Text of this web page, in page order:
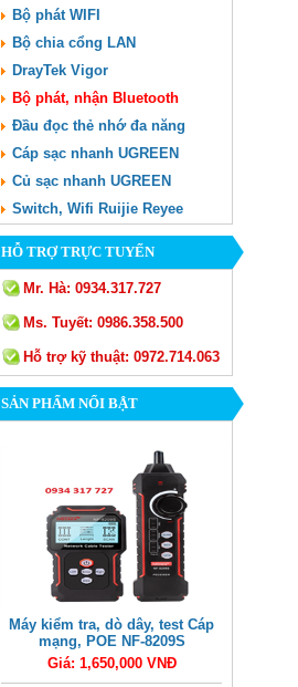
Bộ phát WIFI
Bộ chia cổng LAN
DrayTek Vigor
Bộ phát, nhận Bluetooth
Đầu đọc thẻ nhớ đa năng
Cáp sạc nhanh UGREEN
Củ sạc nhanh UGREEN
Switch, Wifi Ruijie Reyee
HỖ TRỢ TRỰC TUYẾN
Mr. Hà: 0934.317.727
Ms. Tuyết: 0986.358.500
Hỗ trợ kỹ thuật: 0972.714.063
SẢN PHẨM NỔI BẬT
Máy kiểm tra, dò dây, test Cáp
mạng, POE NF-8209S
Giá: 1,650,000 VNĐ